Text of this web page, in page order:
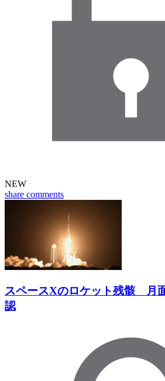
NEW
share comments
スペースXのロケット残骸 月
認